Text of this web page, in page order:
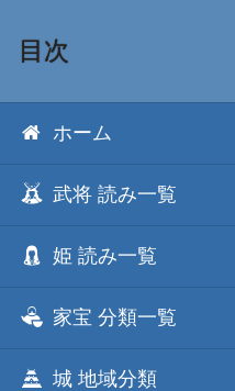
目次
ホーム
武将 読み一覧
姫 読み一覧
家宝 分類一覧
城 地域分類